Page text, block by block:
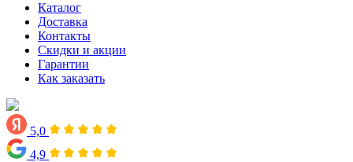
Каталог
Доставка
Контакты
Скидки и акции
Гарантии
Как заказать
5,0
4,9